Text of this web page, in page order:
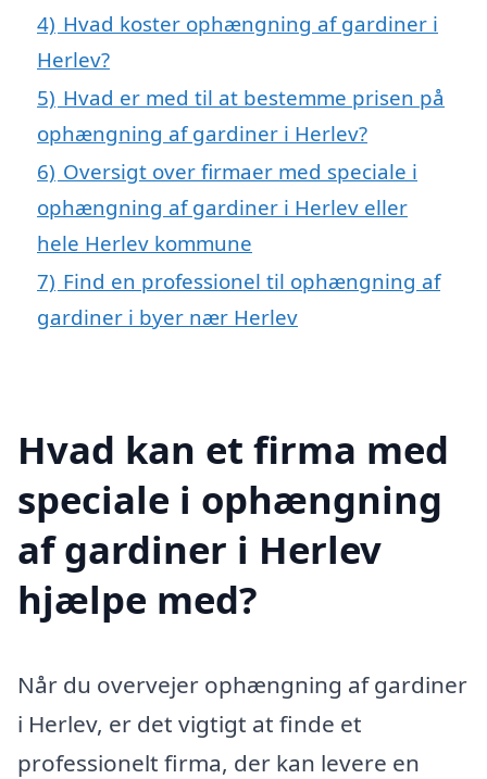
4) Hvad koster ophængning af gardiner i
Herlev?
5) Hvad er med til at bestemme prisen på
ophængning af gardiner i Herlev?
6) Oversigt over firmaer med speciale i
ophængning af gardiner i Herlev eller
hele Herlev kommune
7) Find en professionel til ophængning af
gardiner i byer nær Herlev
Hvad kan et firma med
speciale i ophængning
af gardiner i Herlev
hjælpe med?
Når du overvejer ophængning af gardiner
i Herlev, er det vigtigt at finde et
professionelt firma, der kan levere en